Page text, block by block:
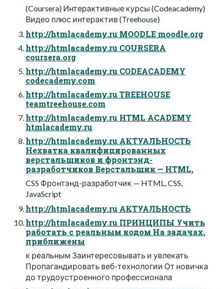
(Coursera) Интерактивные курсы (Codeacademy)
Видео плюс интерактив (Treehouse)
http://htmlacademy.ru MOODLE moodle.org
http://htmlacademy.ru COURSERA
coursera.org
http://htmlacademy.ru CODEACADEMY
codecademy.com
http://htmlacademy.ru TREEHOUSE
teamtreehouse.com
http://htmlacademy.ru HTML ACADEMY
htmlacademy.ru
http://htmlacademy.ru АКТУАЛЬНОСТЬ
Нехватка квалифицированных
верстальщиков и фронтэнд-
разработчиков Верстальщик — HTML,
CSS Фронтэнд-разработчик — HTML, CSS,
JavaScript
http://htmlacademy.ru АКТУАЛЬНОСТЬ
http://htmlacademy.ru ПРИНЦИПЫ Учить
работать с реальным кодом На задачах,
приближены
к реальным Заинтересовывать и увлекать
Пропагандировать веб-технологии От новичка
до трудоустроенного профессионала